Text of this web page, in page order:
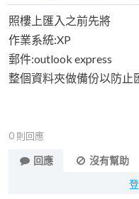
照樓上匯入之前先將
作業系統:XP
郵件:outlook express
整個資料夾做備份以防止
0 則回應
回應
沒有幫助